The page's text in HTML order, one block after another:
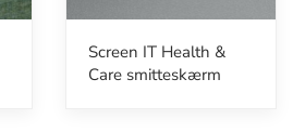
Screen IT Health &
Care smitteskærm